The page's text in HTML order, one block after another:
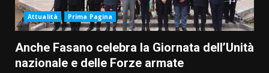
Attualità Prima Pagina
Anche Fasano celebra la Giornata dell’Unità
nazionale e delle Forze armate